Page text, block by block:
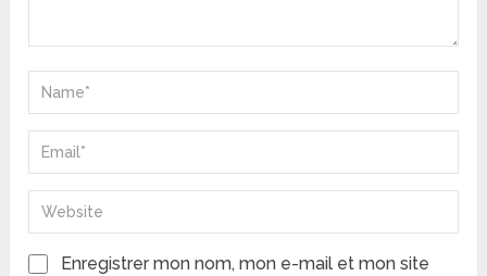
Enregistrer mon nom, mon e-mail et mon site